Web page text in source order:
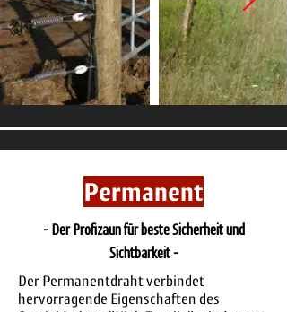
Permanent
- Der Profizaun für beste Sicherheit und
Sichtbarkeit -
Der Permanentdraht verbindet
hervorragende Eigenschaften des